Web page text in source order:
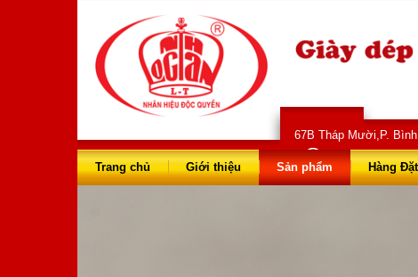
67B Tháp Mười,P.
028 66 73 68
Trang chủ Giới thiệu Sản phẩm Hàng